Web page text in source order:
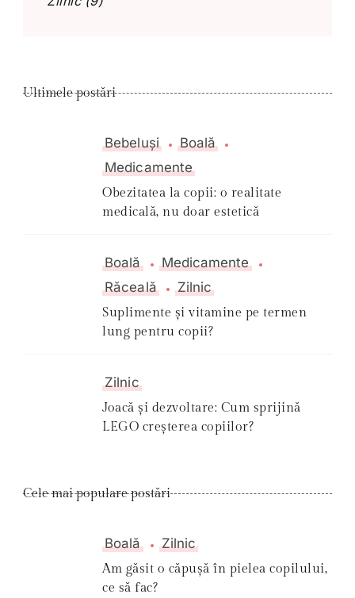
Ultimele postări
Bebeluși
Boală
Medicamente
Obezitatea la copii: o realitate
medicală, nu doar estetică
Boală
Medicamente
Răceală
Zilnic
Suplimente și vitamine pe termen
lung pentru copii?
Zilnic
Joacă și dezvoltare: Cum sprijină
LEGO creșterea copiilor?
Cele mai populare postări
Boală Zilnic
Am găsit o căpușă în pielea copilului,
ce să fac?